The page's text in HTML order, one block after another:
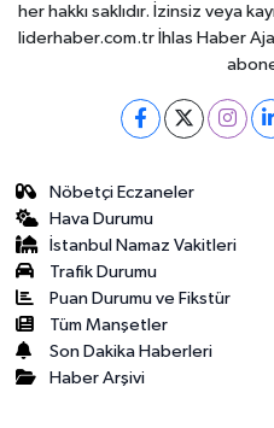
her hakkı saklıdır. İzinsiz veya
liderhaber.com.tr İhlas Haber
Nöbetçi Eczaneler
Hava Durumu
İstanbul Namaz Vakitleri
Trafik Durumu
Puan Durumu ve Fikstür
Tüm Manşetler
Son Dakika Haberleri
Haber Arşivi